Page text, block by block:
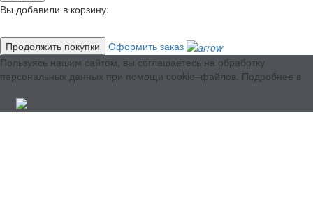
Вы добавили в корзину:
Продолжить покупки
Оформить заказ
Пользуясь нашим сайтом, вы соглашаетесь на обработку
персональных данных при помощи cookie–файлов. Подробнее в